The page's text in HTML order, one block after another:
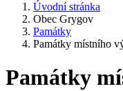
Úvodní stránka
Obec Grygov
Památky
Památky místního
Památky